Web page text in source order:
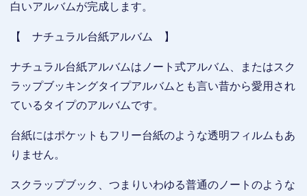
白いアルバムが完成します。
【 ナチュラル台紙アルバム 】
ナチュラル台紙アルバムはノート式アルバム、またはスク
ラップブッキングタイプアルバムとも言い昔から愛用され
ているタイプのアルバムです。
台紙にはポケットもフリー台紙のような透明フィルムもあ
りません。
スクラップブック、つまりいわゆる普通のノートのような